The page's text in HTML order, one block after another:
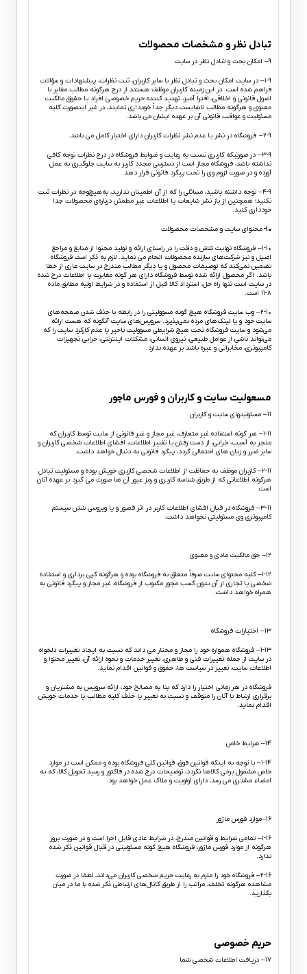
تبادل نظر و مشخصات محصولات
۹– امکان بحث و تبادل نظر در سایت
۱-۹– در سایت امکان بحث و تبادل نظر با سایر کاربران، ثبت نظرات، پیشنهادات و سؤالات
فراهم شده است. در این زمینه کاربران موظف هستند از درج هرگونه مطالب مغایر با
اصول قانونی و اخلاقی، افترا آمیز، تهدید کننده حریم خصوصی افراد یا حقوق مالکیت
معنوی و هرگونه مطالب ناشایست دیگر جداً خودداری نمایند، در غیر اینصورت کلیه
مسئولیت و عواقب قانونی آن بر عهده ایشان می باشد.
۲-۹– فروشگاه در نشر یا عدم نشر نظرات کاربران دارای اختیار کامل می باشد.
۳-۹– در صورتیکه کاربری نسبت به رعایت و ضوابط فروشگاه در درج نظرات توجه کافی
نداشته باشد، فروشگاه مجاز است از دسترسی مجدد کاربر به سایت جلوگیری به عمل
آورده و در صورت لزوم وی را تحت پیگرد قانونی قرار دهد.
۴-۹– توجه داشته باشید، مسائلی را که از آن اطمینان ندارید، به‌هیچ‌وجه در نظرات ثبت
نکنید؛ همچنین از باز نشر شایعات یا اطلاعات غیر مطمئن درباره‌ی محصولات جدا
خودداری کنید.
۱۰- محتوای سایت و مشخصات محصولات
۱-۱۰– فروشگاه نهایت تلاش و دقت را در راستای ارائه و تولید محتوا از منابع و مراجع
اصیل و نیز شرکت‏‌های سازنده محصولات انجام می نماید. لازم به ذکر است فروشگاه
تضمین نمی‏‌کند که توصیفات محصول و یا دیگر مطالب مندرج در سایت عاری از خطا
باشد. اگر محصول ارائه شده توسط فروشگاه دارای هر گونه مغایرت با اطلاعات درج شده
در سایت است تنها راه حل، استرداد کالا قبل از استفاده و در شرایط اولیه مطابق ماده
۸-۱۱ است.
۲-۱۰– وب ‏‌سایت فروشگاه هیچ گونه مسوولیتی را در رابطه با حذف شدن صفحه‏‌های
سایت خود و یا لینک‏‌های مرده نمی‌‏پذیرد. سروﻳس‌‏های سایت آن‏گونه که هست ارائه
می‏‌شود و سایت فروشگاه تحت هیچ شرایطی مسوولیت تاخیر یا عدم کارکرد سایت را که
می‌تواند ناشى از عوامل طبیعى، نیروى انسانی، مشکلات اینترنتى، خرابی تجهیزات
کامپیوترى، مخابراتى و غیره باشد بر عهده ندارد.
مسعولیت سایت و کاربران و فورس ماجور
۱۱– مسئولیتهای سایت و کاربران
۱-۱۱– هر گونه استفاده غیر متعارف، غیر مجاز و غیر قانونی از سایت توسط کاربران که
منجر به آسیب، خرابی، از دست رفتن یا تغییر اطلاعات، افشای اطلاعات شخصی کاربران و
سایر ضرر و زیان های احتمالی گردد، پیگرد قانونی به دنبال خواهد داشت.
۲-۱۱– کاربران موظف به حفاظت از اطلاعات شخصی کاربری خویش بوده و مسئولیت تبادل
هرگونه اطلاعاتی که از طریق شناسه کاربری و رمز عبور آن ها صورت می گیرد بر عهده آنان
است.
۳-۱۱– فروشگاه در قبال افشای اطلاعات کاربر در اثر قصور و یا ویروسی شدن سیستم
کامپیوتری وی مسئولیتی نخواهد داشت.
۱۲– حق مالکیت مادی و معنوی
۱-۱۲– کلیه محتوای سایت صرفاً متعلق به فروشگاه بوده و هرگونه کپی برداری و استفاده
شخصی یا تجاری از آن بدون کسب مجوز مکتوب از فروشگاه، غیر مجاز و پیگرد قانونی به
همراه خواهد داشت.
۱۳– اختیارات فروشگاه
۱-۱۳– فروشگاه همواره خود را مجاز و مختار می داند که نسبت به ایجاد تغییرات دلخواه
در سایت از جمله تغییرات فنی و ظاهری، تغییر خدمات و نحوه ارائه آن، تغییر محتوا و
اطلاعات سایت، تغییر در سیاست ها، حقوق و قوانین اقدام نماید.
فروشگاه در هر زمانی اختیار را دارد که بنا به مصالح خود، ارائه سرویس به مشتریان و
برقراری ارتباط با آنان را متوقف و نسبت به تغییر یا حذف کلیه مطالب یا خدمات خویش
اقدام نماید.
۱۴– شرایط خاص
۱-۱۴– با توجه به اینکه قوانین فوق، قوانین کلی فروشگاه بوده و ممکن است در موارد
خاص مشمول برخی کالاها نگردد، توضیحات درج شده در فاکتور و رسید تحویل کالا، که به
امضاء مشتری می رسد، دارای اولویت و ملاک عمل خواهد بود.
۱۶–موارد فورس ماژور
۱-۱۶– تمامی شرایط و قوانین مندرج، در شرایط عادی قابل اجرا است و در صورت بروز
هرگونه از موارد فورس ماژور، فروشگاه هیچ گونه مسئولیتی در قبال قوانین ذکر شده
ندارد.
۲-۱۶– فروشگاه خود را ملزم به رعایت حریم شخصی کاربران می‌داند، لطفا در صورت
مشاهده هرگونه تخلف، مراتب را از طریق کانال‏‌های ارتباطی ذکر شده با ما در میان
بگذارید.
حریم خصوصی
۱۷– دریافت اطلاعات شخصی شما